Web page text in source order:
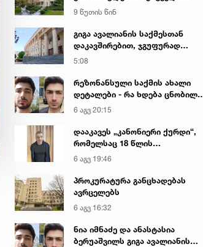
პორნოგრაფიული ნაწარმოების
დამზადების, შენახვისა და
გავრცელების ფაქტებზე, ერთ
პირს ბრალდება წარედგინა
9 წუთის წინ
გიგა ავალიანის საქმესთან
დაკავშირებით, ჯგუფურად
ჯანმრთელობის განზრახ მძიმე
ნია იმნაძისა და განსაკუთრებით
მძიმე დანაშაულის
ანასტასია ბერუაშვილის
სასამართლო პროცესი,
სავარაუდოდ, დღეს გაიმართება
5:08
რეზონანსული საქმის ახალი
დეტალები - რა ხდება ცნობილი
გიგა ავალიანის მკვლელობაზე
6 აგვ 20:15
დააკავეს „კანონიერი ქურდი“,
რომელსაც 18 წლის
განმავლობაში ეძებდნენ
6 აგვ 19:46
პროკურატურა განცხადებას
ავრცელებს
6 აგვ 16:32
ნია იმნაძე და ანასტასია
ბერუაშვილს გიგა ავალიანის